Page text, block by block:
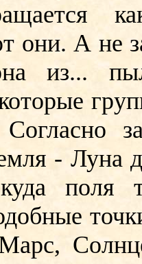
они. А не
из...
- Луна
поля